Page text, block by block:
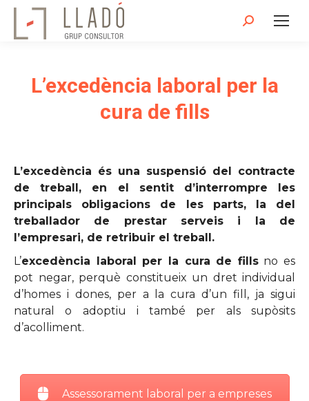
Search:
L’excedència laboral per la
cura de fills
L’excedència és una suspensió del contracte
de treball, en el sentit d’interrompre les
principals obligacions de les parts, la del
treballador de prestar serveis i la de
l’empresari, de retribuir el treball.
L’excedència laboral per la cura de fillsno es
pot negar, perquè constitueix un dret individual
d’homes i dones, per a la cura d’un fill, ja sigui
natural o adoptiu i també per als supòsits
d’acolliment.
Assessorament laboral per a empreses